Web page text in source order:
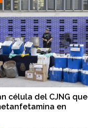
célula del CJNG que
en